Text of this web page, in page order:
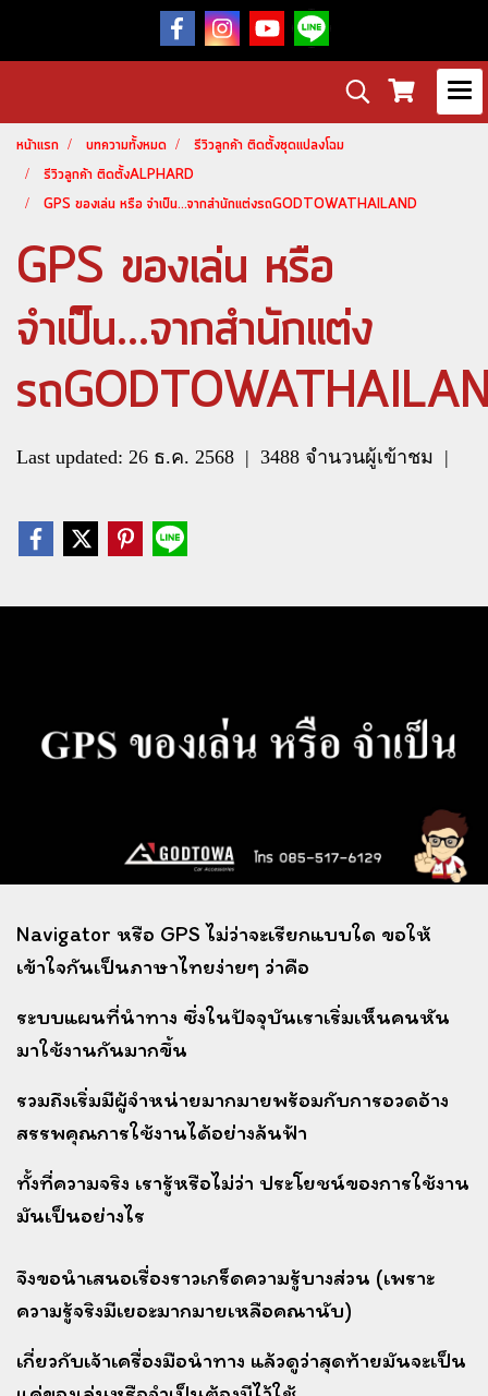
หน้าแรก บทความทั้งหมด
รีวิวลูกค้า ติดตั้งชุดแปลงโฉม
รีวิวลูกค้า ติดตั้งALPHARD
GPS ของเล่น หรือ จำเป็น...จากสำนักแต่งรถGODTOWATHAILAND
GPS ของเล่น หรือ
จำเป็น...จากสำนักแต่ง
รถ
Last updated: 26 ธ.ค. 2568 | 3488 จำนวนผู้เข้าชม |
Navigator หรือ GPS ไม่ว่าจะเรียกแบบใด ขอให้
เข้าใจกันเป็นภาษาไทยง่ายๆ ว่าคือ
ระบบแผนที่นำทาง ซึ่งในปัจจุบันเราเริ่มเห็นคนหัน
มาใช้งานกันมากขึ้น
รวมถึงเริ่มมีผู้จำหน่ายมากมายพร้อมกับการอวดอ้าง
สรรพคุณการใช้งานได้อย่างล้นฟ้า
ทั้งที่ความจริง เรารู้หรือไม่ว่า ประโยชน์ของการใช้งาน
มันเป็นอย่างไร
จึงขอนำเสนอเรื่องราวเกร็ดความรู้บางส่วน (เพราะ
ความรู้จริงมีเยอะมากมายเหลือคณานับ)
เกี่ยวกับเจ้าเครื่องมือนำทาง แล้วดูว่าสุดท้ายมันจะเป็น